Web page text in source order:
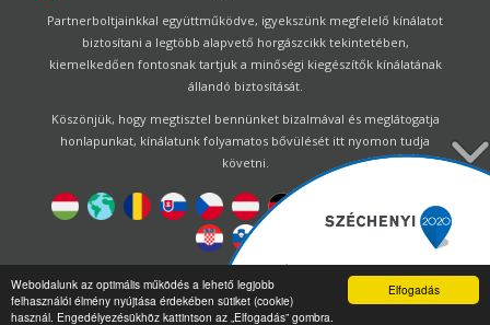
Elfogadás
Weboldalunk az optimális működés a lehető legjobb
felhasználói élmény nyújtása érdekében sütiket (cookie)
használ. Engedélyezésükhöz kattintson az „Elfogadás” gombra.
Partnerboltjainkkal együttműködve, igyekszünk megfelelő kínálatot
biztosítani a legtöbb alapvető horgászcikk tekintetében,
kiemelkedően fontosnak tartjuk a minőségi kiegészítők kínálatának
állandó biztosítását.
Köszönjük, hogy megtisztel bennünket bizalmával és meglátogatja
honlapunkat, kínálatunk folyamatos bővülését itt nyomon tudja
követni.
Oldalmotor:CWBbyGloobus Software Developement|